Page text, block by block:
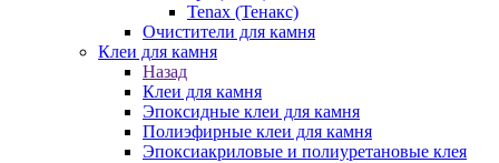
Tenax (Тенакс)
Очистители для камня
Клеи для камня
Назад
Клеи для камня
Эпоксидные клеи для камня
Полиэфирные клеи для камня
Эпоксиакриловые и полиуретановые клея